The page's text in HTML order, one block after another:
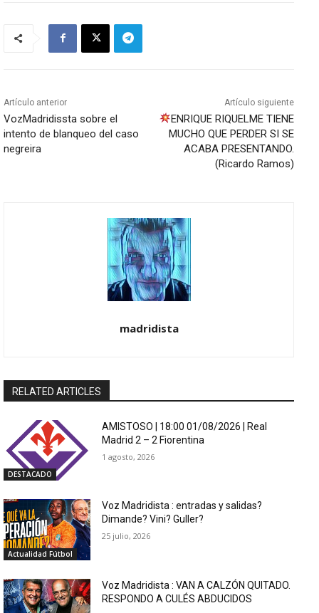
Artículo anterior
VozMadridissta sobre el
intento de blanqueo del caso
negreira
Artículo siguiente
ENRIQUE RIQUELME TIENE
MUCHO QUE PERDER SI SE
ACABA PRESENTANDO.
(Ricardo Ramos)
madridista
RELATED ARTICLES
DESTACADO
AMISTOSO | 18:00 01/08/2026 | Real
Madrid 2 – 2 Fiorentina
1 agosto, 2026
Actualidad Fútbol
Voz Madridista : entradas y salidas?
Dimande? Vini? Guller?
25 julio, 2026
Voz Madridista : VAN A CALZÓN QUITADO.
RESPONDO A CULÉS ABDUCIDOS